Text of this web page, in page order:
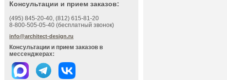
Консультации и прием заказов:
(495) 845-20-40, (812) 615-81-20
8-800-505-05-40 (бесплатный звонок)
info@architect-design.ru
Консультации и прием заказов в
мессенджерах: